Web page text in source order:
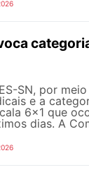
SN, por
e a
6x1 que
dias. A